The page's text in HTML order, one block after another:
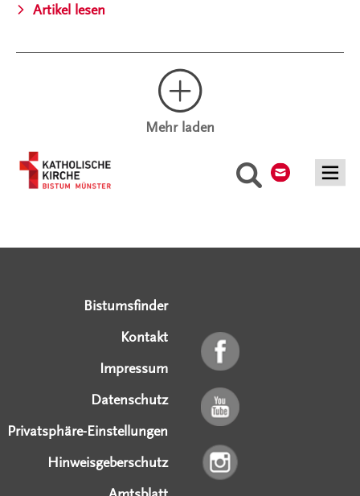
Suche
Artikel lesen
Mehr laden
Bistumsfinder
Kontakt
Impressum
Datenschutz
Privatsphäre-Einstellungen
Hinweisgeberschutz